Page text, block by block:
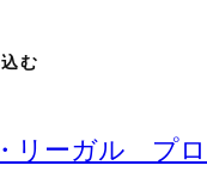
む
リーガル プロ